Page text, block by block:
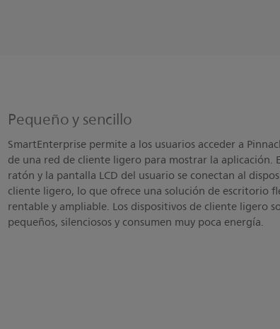
Pequeño y sencillo
SmartEnterprise permite a los usuarios acceder a
de una red de cliente ligero para mostrar la aplicación.
ratón y la pantalla LCD del usuario se conectan al
cliente ligero, lo que ofrece una solución de escritorio
rentable y ampliable. Los dispositivos de cliente ligero
pequeños, silenciosos y consumen muy poca energía.